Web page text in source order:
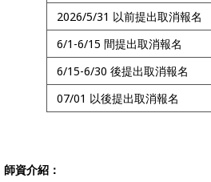
2026/5/31 以前提出取消報名
6/1-6/15 間提出取消報名
6/15-6/30 後提出取消報名
07/01 以後提出取消報名
師資介紹：